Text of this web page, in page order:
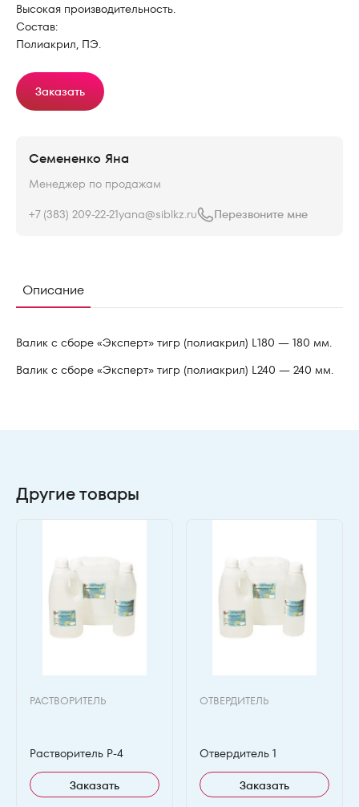
Высокая производительность.
Состав:
Полиакрил, ПЭ.
Заказать
Семененко Яна
Менеджер по продажам
+7 (383) 209-22-21yana@siblkz.ru Перезвоните мне
Описание
Валик с сборе «Эксперт» тигр (полиакрил) L180 — 180 мм.
Валик с сборе «Эксперт» тигр (полиакрил) L240 — 240 мм.
Другие товары
РАСТВОРИТЕЛЬ
Растворитель Р-4
Заказать
ОТВЕРДИТЕЛЬ
Отвердитель 1
Заказать